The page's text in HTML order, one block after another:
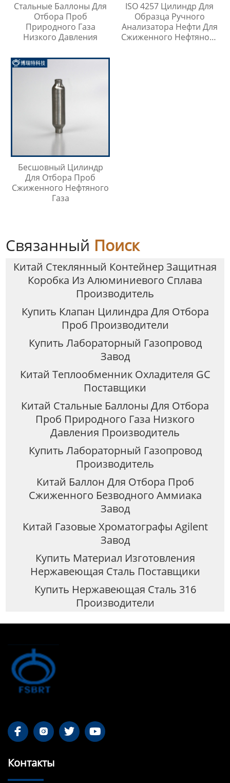
Стальные Баллоны Для
Отбора Проб
Природного Газа
Низкого Давления
ISO 4257 Цилиндр Для
Образца Ручного
Анализатора Нефти Для
Сжиженного Нефтяного
Бесшовный Цилиндр
Для Отбора Проб
Сжиженного Нефтяного
Газа
Связанный Поиск
Китай Стеклянный Контейнер Защитная
Коробка Из Алюминиевого Сплава
Производитель
Купить Клапан Цилиндра Для Отбора
Проб Производители
Купить Лабораторный Газопровод
Завод
Китай Теплообменник Охладителя GC
Поставщики
Китай Стальные Баллоны Для Отбора
Проб Природного Газа Низкого
Давления Производитель
Купить Лабораторный Газопровод
Производитель
Китай Баллон Для Отбора Проб
Сжиженного Безводного Аммиака
Завод
Китай Газовые Хроматографы Agilent
Завод
Купить Материал Изготовления
Нержавеющая Сталь Поставщики
Купить Нержавеющая Сталь 316
Производители
   
Контакты